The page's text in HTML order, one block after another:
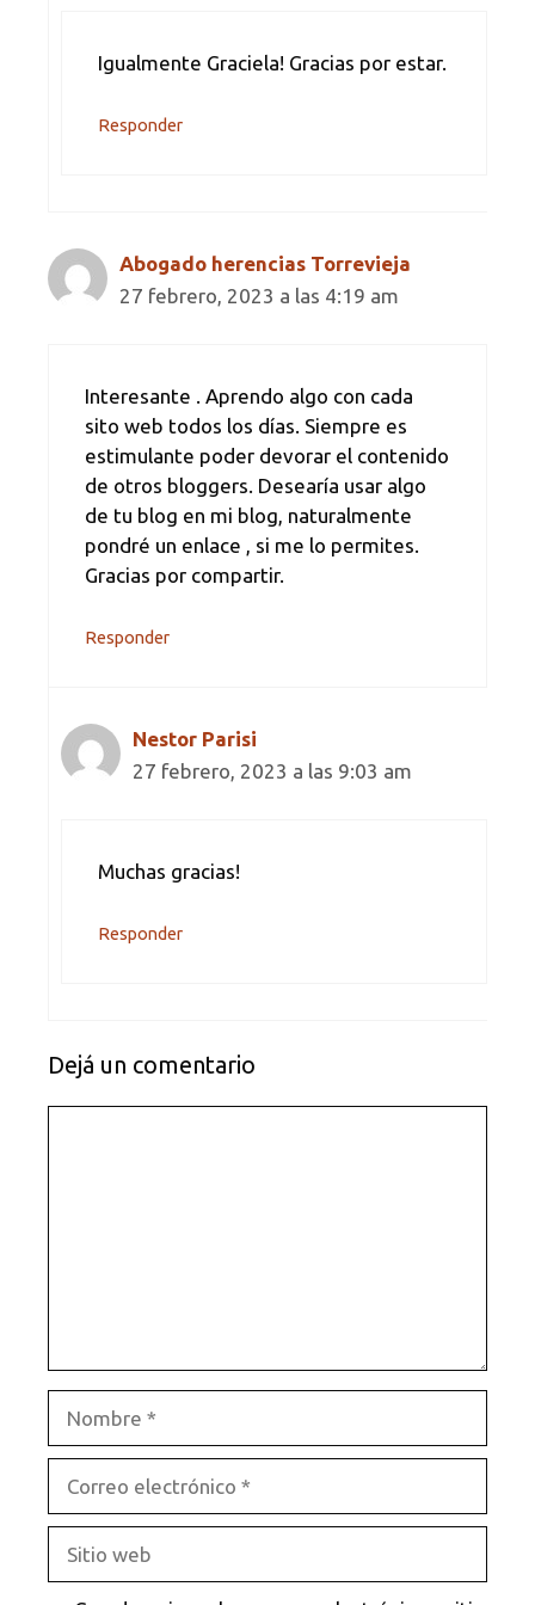
Igualmente Graciela! Gracias por estar.
Responder
Abogado herencias Torrevieja
27 febrero, 2023 a las 4:19 am
Interesante . Aprendo algo con cada
sito web todos los días. Siempre es
estimulante poder devorar el contenido
de otros bloggers. Desearía usar algo
de tu blog en mi blog, naturalmente
pondré un enlace , si me lo permites.
Gracias por compartir.
Responder
Nestor Parisi
27 febrero, 2023 a las 9:03 am
Muchas gracias!
Responder
Dejá un comentario